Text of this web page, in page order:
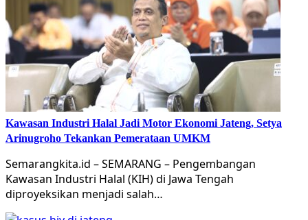
Kawasan Industri Halal Jadi Motor Ekonomi Jateng, Setya
Arinugroho Tekankan Pemerataan UMKM
Semarangkita.id – SEMARANG – Pengembangan
Kawasan Industri Halal (KIH) di Jawa Tengah
diproyeksikan menjadi salah…